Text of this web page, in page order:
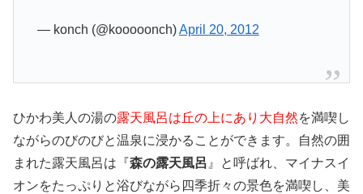
— konch (@kooooonch)April 20, 2012
ひかわ美人の湯の露天風呂は丘の上にあり大自然を満喫し
ながらのびのびと温泉に浸かることができます。自然の囲
まれた露天風呂は『森の露天風呂 』と呼ばれ、マイナスイ
オンをたっぷりと浴びながら四季折々の景色を満喫し、美